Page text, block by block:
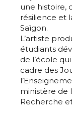
une histoire,
résilience et
Saïgon.
L’artiste
étudiants
de l’école
cadre des
ministère de
Recherche